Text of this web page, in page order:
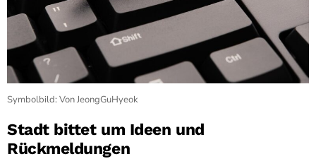
Symbolbild: Von JeongGuHyeok
Stadt bittet um Ideen und
Rückmeldungen